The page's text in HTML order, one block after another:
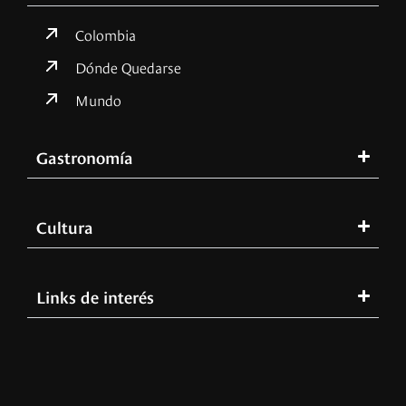
Colombia
Dónde Quedarse
Mundo
Gastronomía
Cultura
Links de interés